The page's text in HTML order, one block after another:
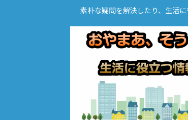
素朴な疑問を解決したり、生活